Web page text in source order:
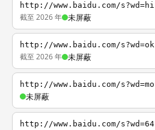
http://www.baidu.com/s?wd=hi
截至 2026 年 未屏蔽
http://www.baidu.com/s?wd=ok
截至 2026 年 未屏蔽
http://www.baidu.com/s?wd=mo
未屏蔽
http://www.baidu.com/s?wd=64